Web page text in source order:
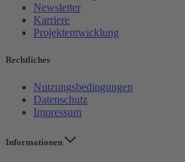
Newsletter
Karriere
Projektentwicklung
Rechtliches
Nutzungsbedingungen
Datenschutz
Impressum
Informationen